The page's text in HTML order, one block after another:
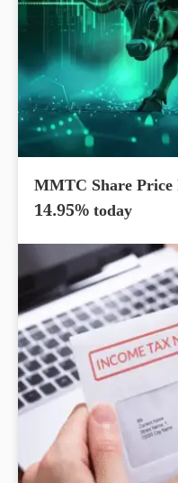
MMTC Share
14.95% today